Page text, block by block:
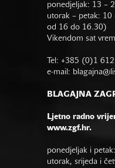
ponedjeljak: 13 –
utorak – petak:
od 16 do 16.30)
Vikendom sat
Tel: +385 (0)1
e-mail:
BLAGAJNA
Ljetno radno
www.zgf.hr.
ponedjeljak i
utorak, srijeda i